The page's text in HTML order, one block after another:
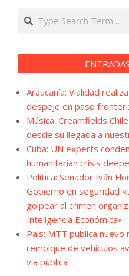
Search
Araucanía: Vialidad
despeje en paso
Música: Creamfields
desde su llegada a
Cuba: UN experts
humanitarian crisis
Política: Senador Iván
Gobierno en seguridad
golpear al crimen
Inteligencia Económica»
País: MTT publica
remolque de vehículos
vía pública